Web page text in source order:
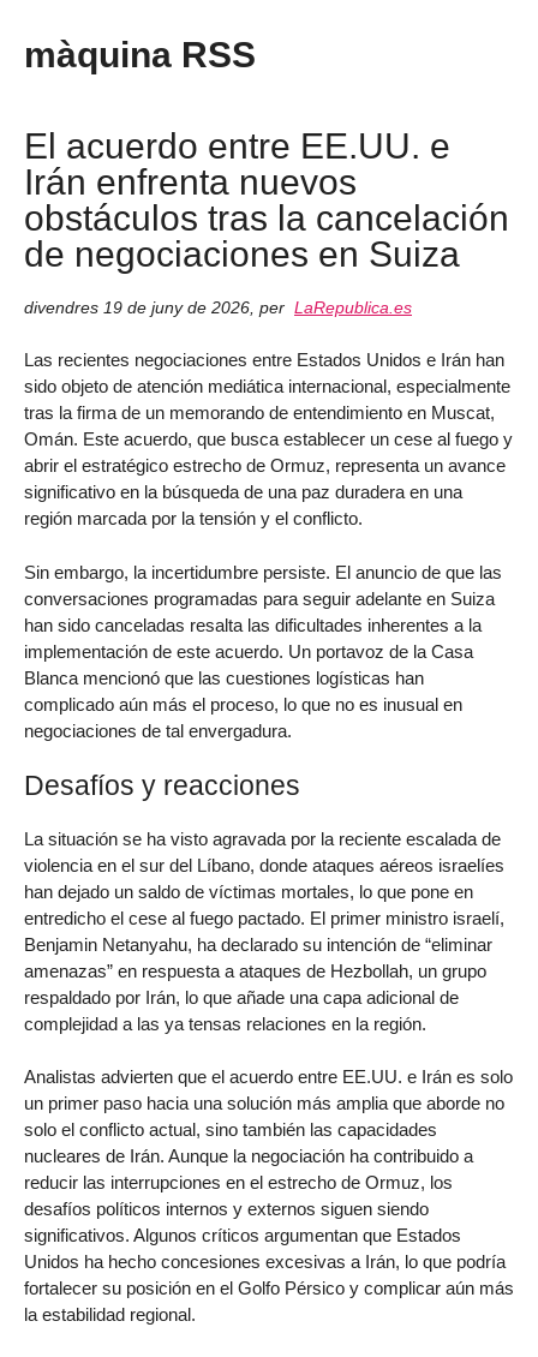
màquina RSS
El acuerdo entre EE.UU. e
Irán enfrenta nuevos
obstáculos tras la cancelación
de negociaciones en Suiza
divendres 19 de juny de 2026 per LaRepublica.es
Las recientes negociaciones entre Estados Unidos e Irán han
sido objeto de atención mediática internacional, especialmente
tras la firma de un memorando de entendimiento en Muscat,
Omán. Este acuerdo, que busca establecer un cese al fuego y
abrir el estratégico estrecho de Ormuz, representa un avance
significativo en la búsqueda de una paz duradera en una
región marcada por la tensión y el conflicto.
Sin embargo, la incertidumbre persiste. El anuncio de que las
conversaciones programadas para seguir adelante en Suiza
han sido canceladas resalta las dificultades inherentes a la
implementación de este acuerdo. Un portavoz de la Casa
Blanca mencionó que las cuestiones logísticas han
complicado aún más el proceso, lo que no es inusual en
negociaciones de tal envergadura.
Desafíos y reacciones
La situación se ha visto agravada por la reciente escalada de
violencia en el sur del Líbano, donde ataques aéreos israelíes
han dejado un saldo de víctimas mortales, lo que pone en
entredicho el cese al fuego pactado. El primer ministro israelí,
Benjamin Netanyahu, ha declarado su intención de “eliminar
amenazas” en respuesta a ataques de Hezbollah, un grupo
respaldado por Irán, lo que añade una capa adicional de
complejidad a las ya tensas relaciones en la región.
Analistas advierten que el acuerdo entre EE.UU. e Irán es solo
un primer paso hacia una solución más amplia que aborde no
solo el conflicto actual, sino también las capacidades
nucleares de Irán. Aunque la negociación ha contribuido a
reducir las interrupciones en el estrecho de Ormuz, los
desafíos políticos internos y externos siguen siendo
significativos. Algunos críticos argumentan que Estados
Unidos ha hecho concesiones excesivas a Irán, lo que podría
fortalecer su posición en el Golfo Pérsico y complicar aún más
la estabilidad regional.